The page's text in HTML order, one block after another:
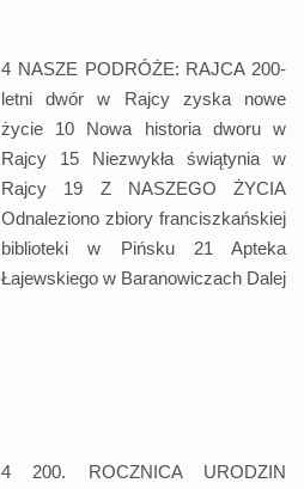
4 NASZE PODRÓŻE: RAJCA 200-
letni dwór w Rajcy zyska nowe
życie 10 Nowa historia dworu w
Rajcy 15 Niezwykła świątynia w
Rajcy 19 Z NASZEGO ŻYCIA
Odnaleziono zbiory franciszkańskiej
biblioteki w Pińsku 21 Apteka
Łajewskiego w Baranowiczach Dalej
4 200. ROCZNICA URODZIN